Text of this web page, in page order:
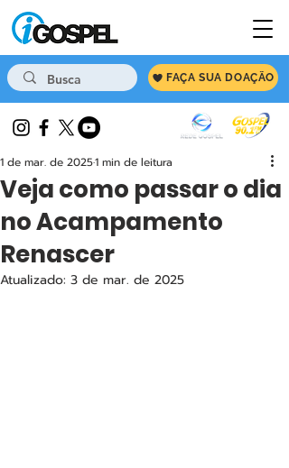
FAÇA SUA DOAÇÃO
Veja como passar o dia
no Acampamento
Renascer
1 de mar. de 20251 min de leitura
Atualizado: 3 de mar. de 2025